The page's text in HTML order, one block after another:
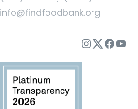
info@findfoodbank.org
ইনস্টাগ্রাম
Twitter
ফেসবুকইউটিউব